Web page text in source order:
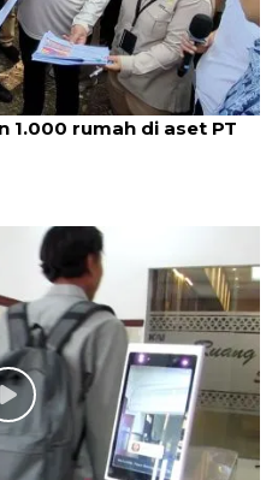
1.000 rumah di aset PT